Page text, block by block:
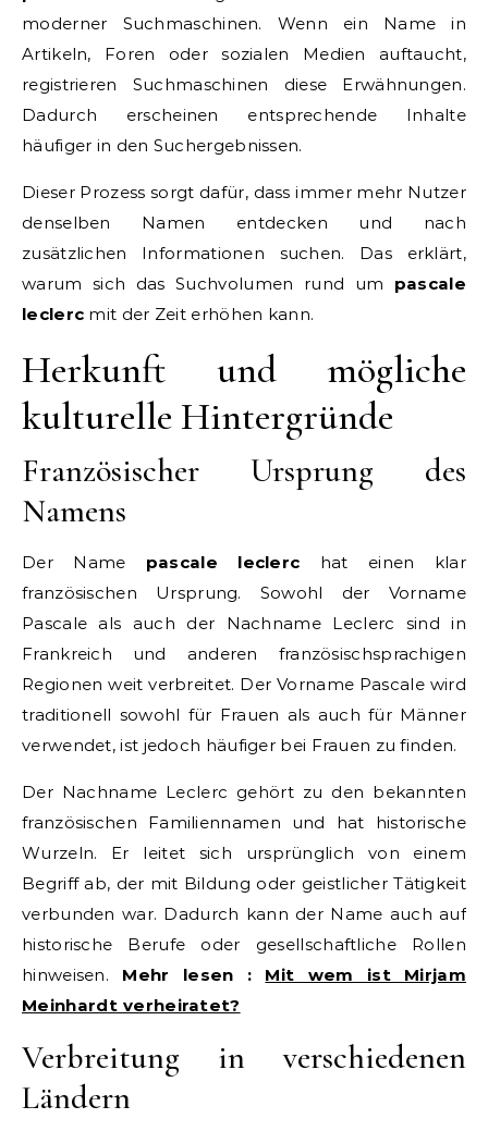
moderner Suchmaschinen. Wenn ein Name in
Artikeln, Foren oder sozialen Medien auftaucht,
registrieren Suchmaschinen diese Erwähnungen.
Dadurch erscheinen entsprechende Inhalte
häufiger in den Suchergebnissen.
Dieser Prozess sorgt dafür, dass immer mehr Nutzer
denselben Namen entdecken und nach
zusätzlichen Informationen suchen. Das erklärt,
warum sich das Suchvolumen rund um pascale
leclerc mit der Zeit erhöhen kann.
Herkunft und mögliche
kulturelle Hintergründe
Französischer Ursprung des
Namens
Der Name pascale leclerc hat einen klar
französischen Ursprung. Sowohl der Vorname
Pascale als auch der Nachname Leclerc sind in
Frankreich und anderen französischsprachigen
Regionen weit verbreitet. Der Vorname Pascale wird
traditionell sowohl für Frauen als auch für Männer
verwendet, ist jedoch häufiger bei Frauen zu finden.
Der Nachname Leclerc gehört zu den bekannten
französischen Familiennamen und hat historische
Wurzeln. Er leitet sich ursprünglich von einem
Begriff ab, der mit Bildung oder geistlicher Tätigkeit
verbunden war. Dadurch kann der Name auch auf
historische Berufe oder gesellschaftliche Rollen
hinweisen. Mehr lesen : Mit wem ist Mirjam
Meinhardt verheiratet?
Verbreitung in verschiedenen
Ländern